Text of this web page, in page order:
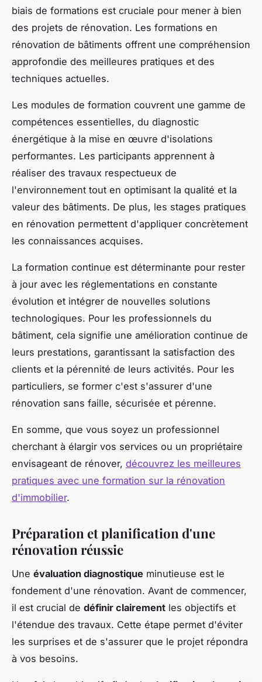
biais de formations est cruciale pour mener à bien
des projets de rénovation. Les formations en
rénovation de bâtiments offrent une compréhension
approfondie des meilleures pratiques et des
techniques actuelles.
Les modules de formation couvrent une gamme de
compétences essentielles, du diagnostic
énergétique à la mise en œuvre d'isolations
performantes. Les participants apprennent à
réaliser des travaux respectueux de
l'environnement tout en optimisant la qualité et la
valeur des bâtiments. De plus, les stages pratiques
en rénovation permettent d'appliquer concrètement
les connaissances acquises.
La formation continue est déterminante pour rester
à jour avec les réglementations en constante
évolution et intégrer de nouvelles solutions
technologiques. Pour les professionnels du
bâtiment, cela signifie une amélioration continue de
leurs prestations, garantissant la satisfaction des
clients et la pérennité de leurs activités. Pour les
particuliers, se former c'est s'assurer d'une
rénovation sans faille, sécurisée et pérenne.
En somme, que vous soyez un professionnel
cherchant à élargir vos services ou un propriétaire
envisageant de rénover, découvrez les meilleures
pratiques avec une formation sur la rénovation
d'immobilier.
Préparation et planification d'une
rénovation réussie
Une évaluation diagnostique minutieuse est le
fondement d'une rénovation. Avant de commencer,
il est crucial de définir clairement les objectifs et
l'étendue des travaux. Cette étape permet d'éviter
les surprises et de s'assurer que le projet répondra
à vos besoins.